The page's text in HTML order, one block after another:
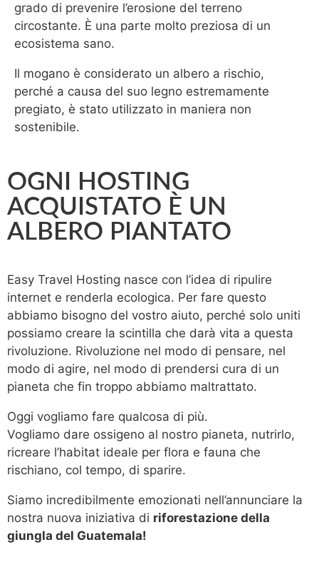
grado di prevenire l’erosione del terreno
circostante. È una parte molto preziosa di un
ecosistema sano.
Il mogano è considerato un albero a rischio,
perché a causa del suo legno estremamente
pregiato, è stato utilizzato in maniera non
sostenibile.
OGNI HOSTING
ACQUISTATO È UN
ALBERO PIANTATO
Easy Travel Hosting nasce con l’idea di ripulire
internet e renderla ecologica. Per fare questo
abbiamo bisogno del vostro aiuto, perché solo uniti
possiamo creare la scintilla che darà vita a questa
rivoluzione. Rivoluzione nel modo di pensare, nel
modo di agire, nel modo di prendersi cura di un
pianeta che fin troppo abbiamo maltrattato.
Oggi vogliamo fare qualcosa di più.
Vogliamo dare ossigeno al nostro pianeta, nutrirlo,
ricreare l’habitat ideale per flora e fauna che
rischiano, col tempo, di sparire.
Siamo incredibilmente emozionati nell’annunciare la
nostra nuova iniziativa di riforestazione della
giungla del Guatemala!